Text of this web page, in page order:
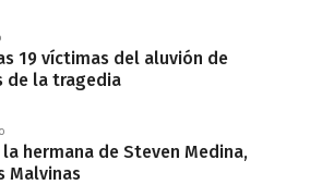
19 víctimas del aluvión de
de la tragedia
hermana de Steven Medina,
Malvinas